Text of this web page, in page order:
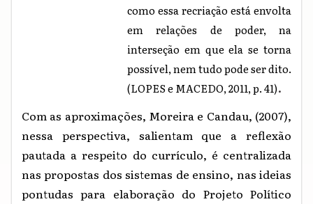
como essa recriação está envolta
em relações de poder, na
interseção em que ela se torna
possível, nem tudo pode ser dito.
(LOPES e MACEDO, 2011, p. 41).
Com as aproximações, Moreira e Candau, (2007),
nessa perspectiva, salientam que a reflexão
pautada a respeito do currículo, é centralizada
nas propostas dos sistemas de ensino, nas ideias
pontudas para elaboração do Projeto Político